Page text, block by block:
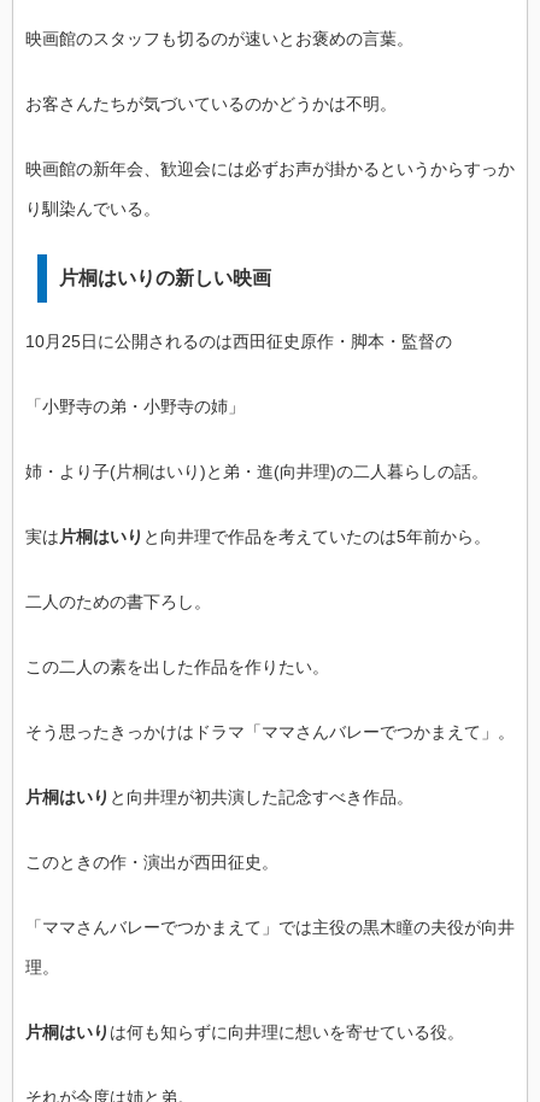
映画館のスタッフも切るのが速いとお褒めの言葉。
お客さんたちが気づいているのかどうかは不明。
映画館の新年会、歓迎会には必ずお声が掛かるというからすっか
り馴染んでいる。
片桐はいりの新しい映画
10月25日に公開されるのは西田征史原作・脚本・監督の
「小野寺の弟・小野寺の姉」
姉・より子(片桐はいり)と弟・進(向井理)の二人暮らしの話。
実は片桐はいり と向井理で作品を考えていたのは5年前から。
二人のための書下ろし。
この二人の素を出した作品を作りたい。
そう思ったきっかけはドラマ「ママさんバレーでつかまえて」。
片桐はいり と向井理が初共演した記念すべき作品。
このときの作・演出が西田征史。
「ママさんバレーでつかまえて」では主役の黒木瞳の夫役が向井
理。
片桐はいり は何も知らずに向井理に想いを寄せている役。
それが今度は姉と弟。